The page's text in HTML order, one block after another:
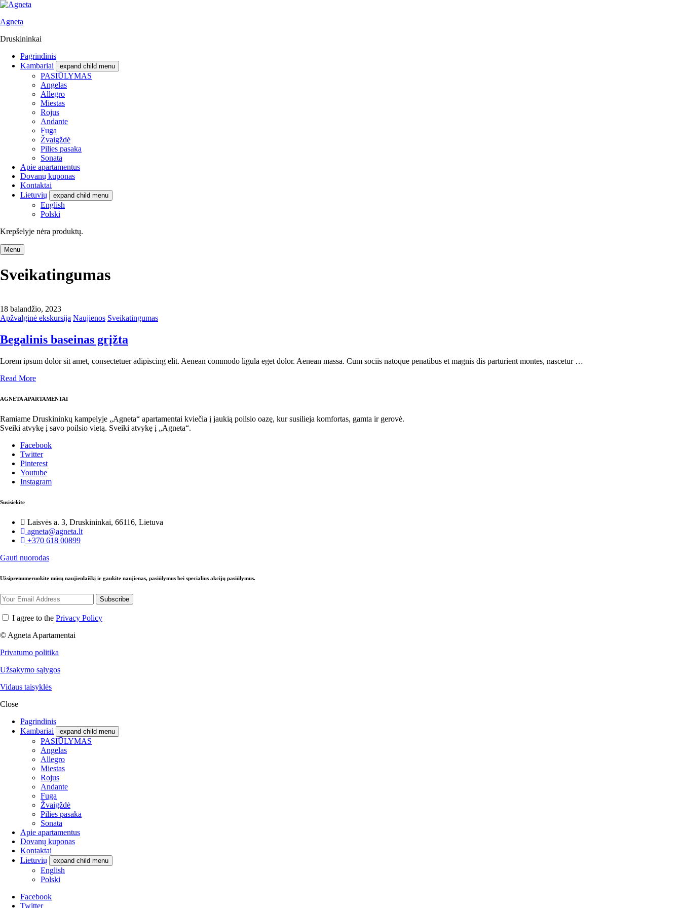
Agneta
Druskininkai
Pagrindinis
Kambariai
expand child menu
PASIŪLYMAS
Angelas
Allegro
Miestas
Rojus
Andante
Fuga
Žvaigždė
Pilies pasaka
Sonata
Apie apartamentus
Dovanų kuponas
Kontaktai
Lietuvių
expand child menu
English
Polski
Krepšelyje nėra produktų.
Menu
Sveikatingumas
18 balandžio, 2023
Apžvalginė ekskursija Naujienos Sveikatingumas
Begalinis baseinas grįžta
Lorem ipsum dolor sit amet, consectetuer adipiscing elit. Aenean commodo ligula eget dolor. Aenean massa. Cum sociis natoque penatibus et magnis dis parturient montes, nascetur …
Read More
AGNETA APARTAMENTAI
Ramiame Druskininkų kampelyje „Agneta“ apartamentai kviečia į jaukią poilsio oazę, kur susilieja komfortas, gamta ir gerovė.
Sveiki atvykę į savo poilsio vietą. Sveiki atvykę į „Agneta“.
Facebook
Twitter
Pinterest
Youtube
Instagram
Susisiekite
Laisvės a. 3, Druskininkai, 66116, Lietuva
agneta@agneta.lt
+370 618 00899
Gauti nuorodas
Užsiprenumeruokite mūsų naujienlaiškį ir gaukite naujienas, pasiūlymus bei specialius akcijų pasiūlymus.
Subscribe
I agree to the Privacy Policy
© Agneta Apartamentai
Privatumo politika
Užsakymo sąlygos
Vidaus taisyklės
Close
Pagrindinis
Kambariai
expand child menu
PASIŪLYMAS
Angelas
Allegro
Miestas
Rojus
Andante
Fuga
Žvaigždė
Pilies pasaka
Sonata
Apie apartamentus
Dovanų kuponas
Kontaktai
Lietuvių
expand child menu
English
Polski
Facebook
Twitter